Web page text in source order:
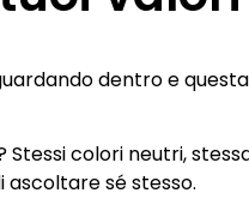
dentro e
colori neutri,
ascoltare sé stesso.